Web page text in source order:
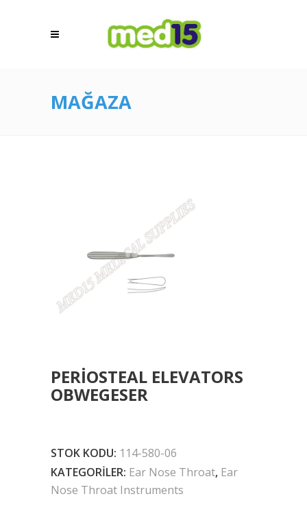
MAĞAZA
PERIOSTEAL ELEVATORS
OBWEGESER
STOK KODU: 114-580-06
KATEGORILER: Ear Nose Throat, Ear
Nose Throat Instruments